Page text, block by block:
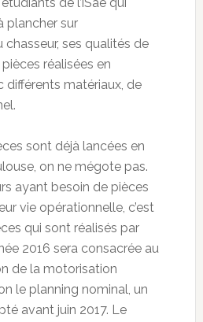
de l’iSae qui
plancher sur
chasseur, ses qualités de
réalisées en
différents matériaux, de
sont déjà lancées en
on ne mégote pas.
ayant besoin de pièces
vie opérationnelle, c’est
qui sont réalisés par
2016 sera consacrée au
de la motorisation
le planning nominal, un
avant juin 2017. Le